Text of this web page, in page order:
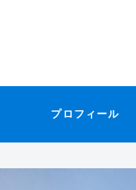
プロフィール